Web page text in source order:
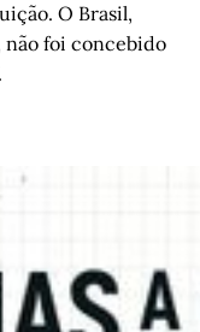
O Brasil,
foi concebido